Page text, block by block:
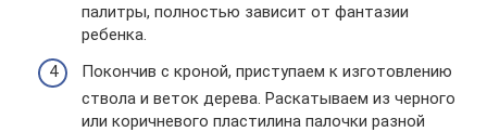
палитры, полностью зависит от фантазии
ребенка.
Покончив с кроной, приступаем к изготовлению
ствола и веток дерева. Раскатываем из черного
или коричневого пластилина палочки разной